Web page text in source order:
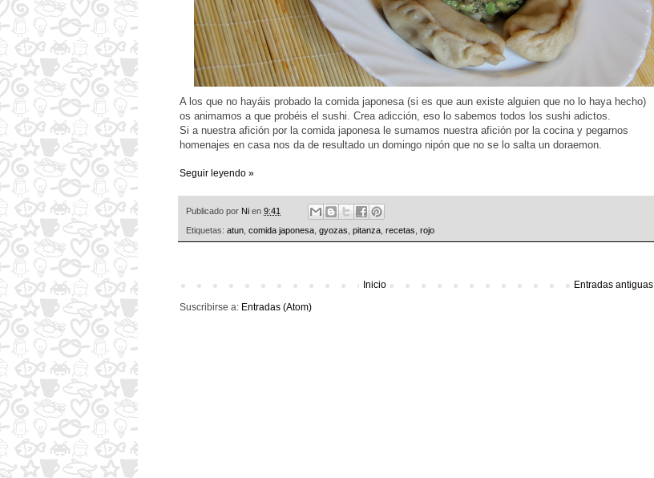
A los que no hayáis probado la comida japonesa (si es que aun existe alguien que no lo haya hecho)
os animamos a que probéis el sushi. Crea adicción, eso lo sabemos todos los sushi adictos.
Si a nuestra afición por la comida japonesa le sumamos nuestra afición por la cocina y pegarnos
homenajes en casa nos da de resultado un domingo nipón que no se lo salta un doraemon.
Seguir leyendo »
Publicado por Ni en 9:41
Etiquetas: atun comida japonesa gyozas pitanza recetas rojo
Entradas antiguas
Inicio
Suscribirse a: Entradas (Atom)